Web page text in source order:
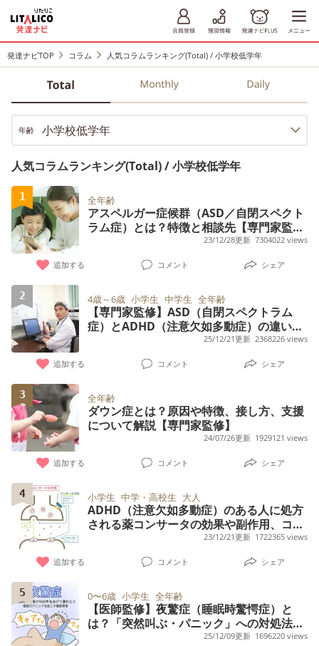
発達ナビTOP コラム 人気コラムランキング(Total) / 小学校低学年
年齢 小学校低学年
人気コラムランキング(Total) / 小学校低学年
1 全年齢
アスペルガー症候群（ASD／自閉スペクト
ラム症）とは？特徴と相談先【専門家監
23/12/28更新 7304022 views
追加する コメント シェア
2 4歳～6歳 小学生 中学生 全年齢
【専門家監修】ASD（自閉スペクトラム
症）とADHD（注意欠如多動症）の違い
は？こだわりはどちらの特徴？
25/12/21更新 2368226 views
追加する コメント シェア
3 全年齢
ダウン症とは？原因や特徴、接し方、支援
について解説【専門家監修】
24/07/26更新 1929121 views
追加する コメント シェア
4 小学生 中学・高校生 大人
ADHD（注意欠如多動症）のある人に処方
される薬コンサータの効果や副作用、コン
サータとストラテラ違いも解説【精神科医
23/12/21更新 1722365 views
追加する コメント シェア
5 0〜6歳 小学生 全年齢
【医師監修】夜驚症（睡眠時驚愕症）と
は？「突然叫ぶ・パニック」への対処法、
原因、夜泣き・てんかんとの違い
25/12/09更新 1696220 views